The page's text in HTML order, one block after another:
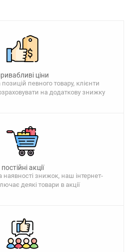
ціни
певного товару, клієнти
на додаткову знижку
постійні акції
наявності знижок, наш інтернет-
деякі товари в акції